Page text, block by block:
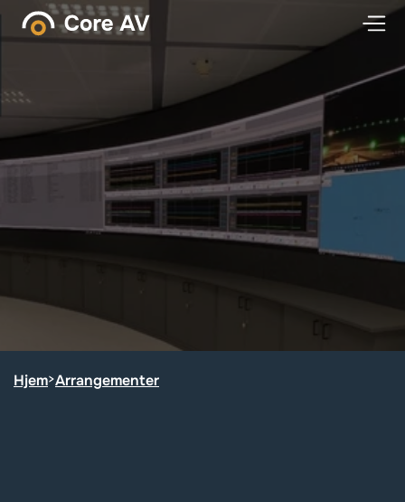
Hjem>Arrangementer